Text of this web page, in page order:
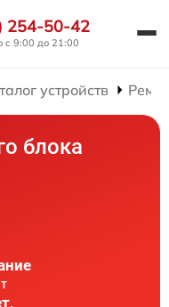
254-50-42
с 9:00 до 21:00
устройств
блока